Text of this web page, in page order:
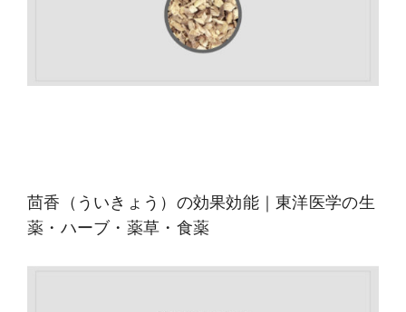
茴香（ういきょう）の効果効能｜東洋医学の生
薬・ハーブ・薬草・食薬